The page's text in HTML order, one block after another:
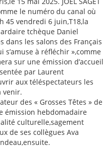
le numéro du canal où
45 vendredi 6 juin,T18,la
tchèque Daniel
dans les salons des Français
s’amuse à réfléchir »,comme
sur une émission d’accueil
par Laurent
aux téléspectateurs les
venir.
des « Grosses Têtes » de
émission hebdomadaire
culturelle,sagement
de ses collègues Ava